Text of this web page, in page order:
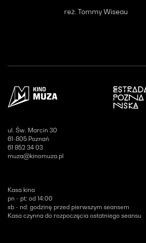
reż. Tommy Wiseau
Otwiera
ul. Św. Marcin 30
61-805 Poznań
61 852 34 03
muza@kinomuza.pl
Kasa kina
pn - pt: od 14:00
sb - nd: godzinę przed pierwszym seansem
Kasa czynna do rozpoczęcia ostatniego seansu